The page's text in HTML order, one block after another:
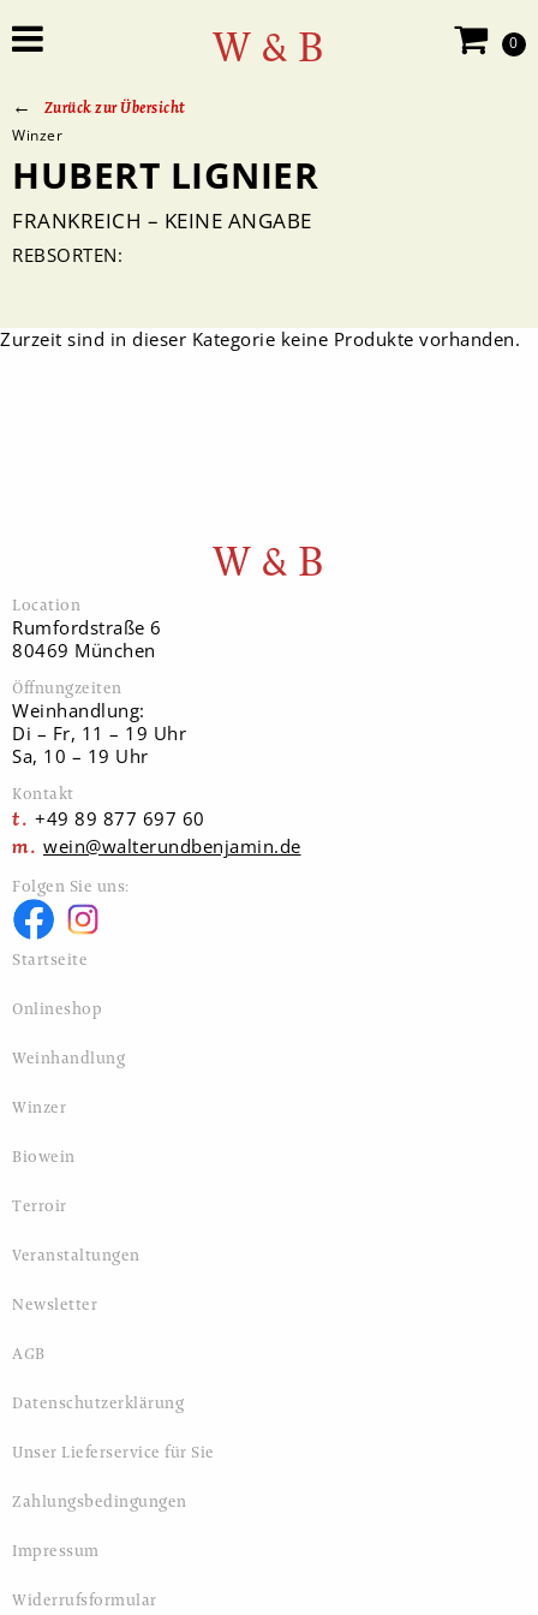
0
W & B
Zurück zur Übersicht
Winzer
HUBERT LIGNIER
FRANKREICH – KEINE ANGABE
REBSORTEN:
Zurzeit sind in dieser Kategorie keine Produkte vorhanden.
W & B
Location
Rumfordstraße 6
80469 München
Öffnungzeiten
Weinhandlung:
Di – Fr, 11 – 19 Uhr
Sa, 10 – 19 Uhr
Kontakt
+49 89 877 697 60
wein@walterundbenjamin.de
Folgen Sie uns:
Startseite
Onlineshop
Weinhandlung
Winzer
Biowein
Terroir
Veranstaltungen
Newsletter
AGB
Datenschutzerklärung
Unser Lieferservice für Sie
Zahlungsbedingungen
Impressum
Widerrufsformular